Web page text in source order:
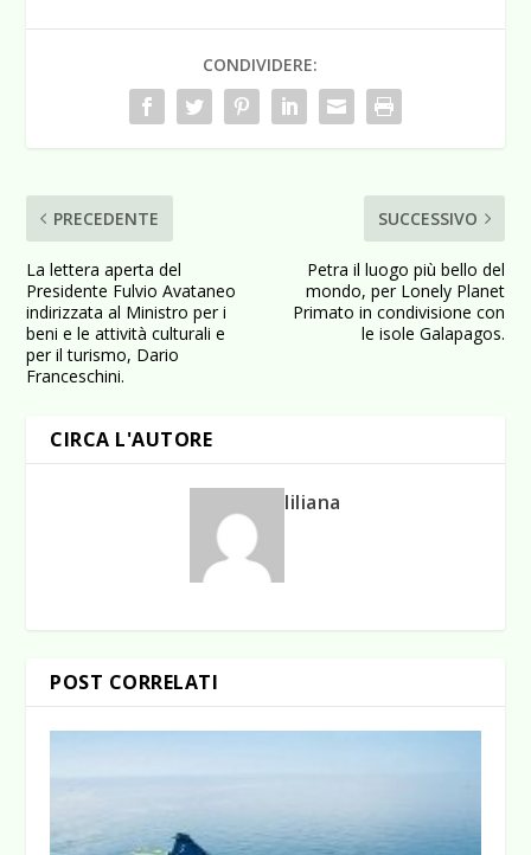
CONDIVIDERE:
PRECEDENTE
La lettera aperta del
Presidente Fulvio Avataneo
indirizzata al Ministro per i
beni e le attività culturali e
per il turismo, Dario
Franceschini.
SUCCESSIVO
Petra il luogo più bello del
mondo, per Lonely Planet
Primato in condivisione con
le isole Galapagos.
CIRCA L'AUTORE
liliana
POST CORRELATI